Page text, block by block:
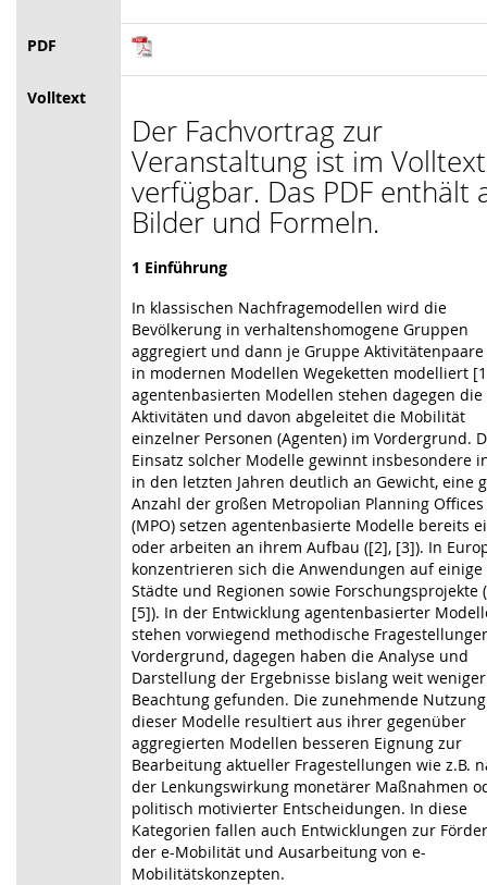
PDF
Volltext
Der Fachvortrag zur
Veranstaltung ist im Volltext
verfügbar. Das PDF enthält
Bilder und Formeln.
1 Einführung
In klassischen Nachfragemodellen wird die
Bevölkerung in verhaltenshomogene Gruppen
aggregiert und dann je Gruppe
in modernen Modellen Wegeketten modelliert
agentenbasierten Modellen stehen dagegen die
Aktivitäten und davon abgeleitet die Mobilität
einzelner Personen (Agenten) im Vordergrund.
Einsatz solcher Modelle gewinnt insbesondere
in den letzten Jahren deutlich an Gewicht, eine
Anzahl der großen Metropolian Planning Offices
(MPO) setzen agentenbasierte Modelle bereits
oder arbeiten an ihrem Aufbau ([2], [3]). In
konzentrieren sich die Anwendungen auf einige
Städte und Regionen sowie Forschungsprojekte
[5]). In der Entwicklung agentenbasierter
stehen vorwiegend methodische
Vordergrund, dagegen haben die Analyse und
Darstellung der Ergebnisse bislang weit weniger
Beachtung gefunden. Die zunehmende Nutzung
dieser Modelle resultiert aus ihrer gegenüber
aggregierten Modellen besseren Eignung zur
Bearbeitung aktueller Fragestellungen wie z.B.
der Lenkungswirkung monetärer Maßnahmen
politisch motivierter Entscheidungen. In diese
Kategorien fallen auch Entwicklungen zur
der e-Mobilität und Ausarbeitung von e-
Mobilitätskonzepten.